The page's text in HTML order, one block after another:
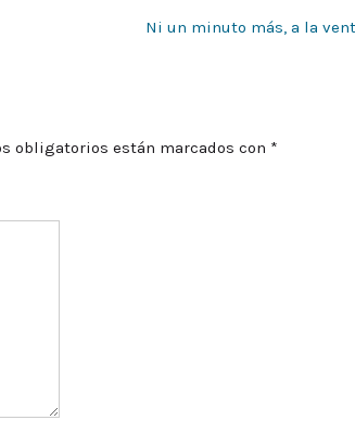
Ni un minuto más, a la
obligatorios están marcados con *